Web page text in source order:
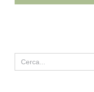
Search
for: